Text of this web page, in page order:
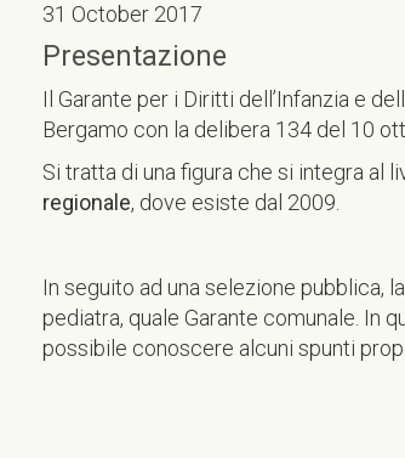
31 October 2017
Presentazione
Il Garante per i Diritti dell’Infanzia e
Bergamo con la delibera 134 del 10
Si tratta di una figura che si integra al
regionale, dove esiste dal 2009.
In seguito ad una selezione pubblica,
pediatra, quale Garante comunale. In
possibile conoscere alcuni spunti